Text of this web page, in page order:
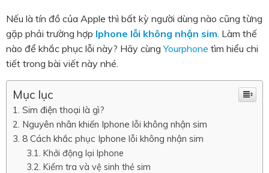
Nếu là tín đồ của Apple thì bất kỳ người dùng nào cũng từng
gặp phải trường hợp Iphone lỗi không nhận sim. Làm thế
nào để khắc phục lỗi này? Hãy cùngYourphone tìm hiểu chi
tiết trong bài viết này nhé.
Mục lục
Sim điện thoại là gì?
Nguyên nhân khiến Iphone lỗi không nhận sim
8 Cách khắc phục Iphone lỗi không nhận sim
Khởi động lại Iphone
Kiểm tra và vệ sinh thẻ sim